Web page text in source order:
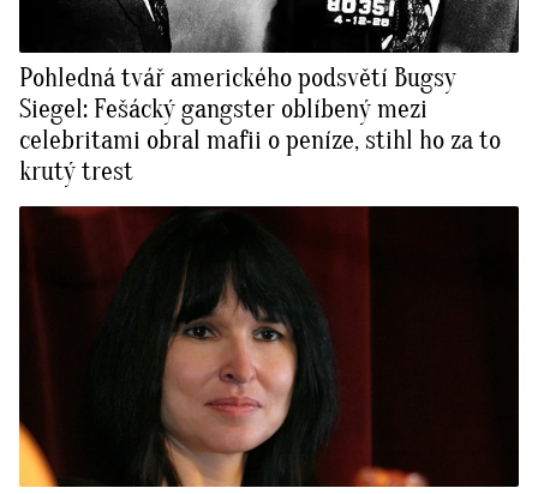
Pohledná tvář amerického podsvětí Bugsy
Siegel: Fešácký gangster oblíbený mezi
celebritami obral mafii o peníze, stihl ho za to
krutý trest